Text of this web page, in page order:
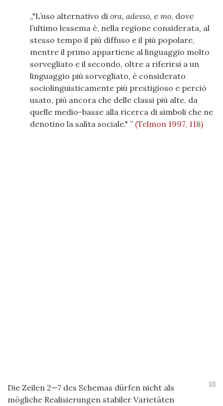
"L’uso alternativo di ora, adesso, e mo, dove
l’ultimo lessema è, nella regione considerata, al
stesso tempo il più diffuso e il più popolare,
mentre il primo appartiene al linguaggio molto
sorvegliato e il secondo, oltre a riferirsi a un
linguaggio più sorvegliato, è considerato
sociolinguisticamente più prestigioso e perciò
usato, più ancora che delle classi più alte, da
quelle medio-basse alla ricerca di simboli che ne
denotino la salita sociale."
(Telmon 1997, 118)
9
Die Zeilen 2—7 des Schemas dürfen nicht als
mögliche Realisierungen stabiler Varietäten